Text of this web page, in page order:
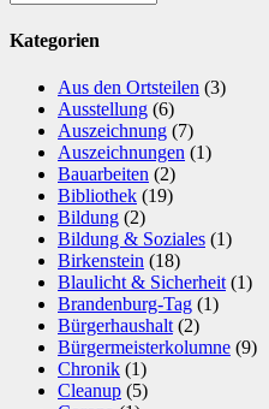
Kategorien
Aus den Ortsteilen (3)
Ausstellung (6)
Auszeichnung (7)
Auszeichnungen (1)
Bauarbeiten (2)
Bibliothek (19)
Bildung (2)
Bildung & Soziales (1)
Birkenstein (18)
Blaulicht & Sicherheit(1)
Brandenburg-Tag (1)
Bürgerhaushalt(2)
Bürgermeisterkolumne (9)
Chronik (1)
Cleanup (5)